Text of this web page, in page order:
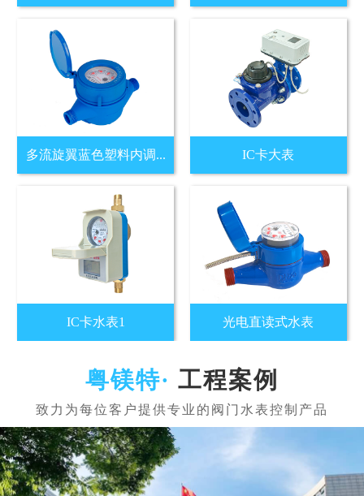
多流旋翼蓝色塑料内调... IC卡大表
IC卡水表1 光电直读式水表
工程案例